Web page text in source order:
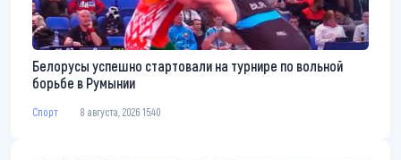
Белорусы успешно стартовали на турнире по вольной
борьбе в Румынии
Спорт 8 августа, 2026 15:40